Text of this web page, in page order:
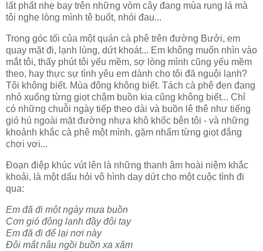
lất phất nhẹ bay trên những vòm cây đang mùa rụng lá mà
tôi nghe lòng mình tê buốt, nhói đau...
Trong góc tối của một quán cà phê trên đường Bưởi, em
quay mặt đi, lạnh lùng, dứt khoát... Em không muốn nhìn vào
mắt tôi, thấy phút tôi yếu mềm, sợ lòng mình cũng yếu mềm
theo, hay thực sự tình yêu em dành cho tôi đã nguội lạnh?
Tôi không biết. Mùa đông không biết. Tách cà phê đen đang
nhỏ xuống từng giọt chậm buồn kia cũng không biết... Chỉ
có những chuỗi ngày tiếp theo dài và buồn lê thê như tiếng
gió hú ngoài mặt đường nhựa khô khốc bên tôi - và những
khoảnh khắc cà phê một mình, gặm nhấm từng giọt đắng
chơi vơi...
Đoạn điệp khúc vút lên là những thanh âm hoài niệm khắc
khoải, là một dấu hỏi vô hình day dứt cho một cuộc tình đi
qua:
Em đã đi một ngày mưa buồn
Cơn gió đông lạnh đầy đôi tay
Em đã đi để lại nơi này
Đôi mắt nâu ngồi buồn xa xăm